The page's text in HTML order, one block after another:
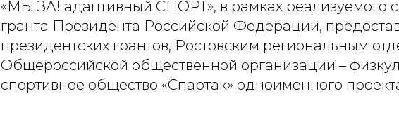
«МЫ ЗА! адаптивный СПОРТ», в рамках реализуемого
гранта Президента Российской Федерации,
президентских грантов, Ростовским региональным
Общероссийской общественной организации –
спортивное общество «Спартак» одноименного